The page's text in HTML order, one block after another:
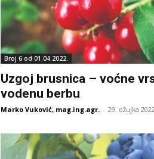
Broj 6 od 01.04.2022.
Uzgoj brusnica – voćne
vodenu berbu
Marko Vuković, mag.ing.agr. - 29. ožujka